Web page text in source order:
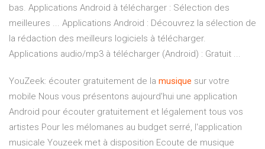
bas. Applications Android à télécharger : Sélection des
meilleures ... Applications Android : Découvrez la sélection de
la rédaction des meilleurs logiciels à télécharger.
Applications audio/mp3 à télécharger (Android) : Gratuit ...
YouZeek: écouter gratuitement de la musique sur votre
mobile Nous vous présentons aujourd'hui une application
Android pour écouter gratuitement et légalement tous vos
artistes Pour les mélomanes au budget serré, l'application
musicale Youzeek met à disposition Ecoute de musique